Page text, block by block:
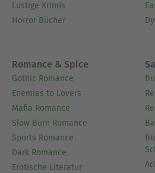
Lustige Krimis
Horror Bücher
Romance & Spice
Gothic Romance
Enemies to Lovers
Mafia Romance
Slow Burn Romance
Sports Romance
Dark Romance
Erotische Literatur